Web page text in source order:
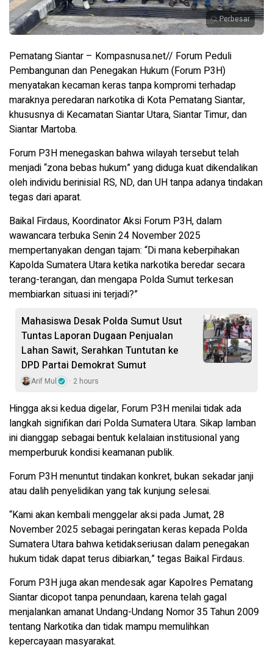
Perbesar
Pematang Siantar – Kompasnusa.net// Forum Peduli
Pembangunan dan Penegakan Hukum (Forum P3H)
menyatakan kecaman keras tanpa kompromi terhadap
maraknya peredaran narkotika di Kota Pematang Siantar,
khususnya di Kecamatan Siantar Utara, Siantar Timur, dan
Siantar Martoba.
Forum P3H menegaskan bahwa wilayah tersebut telah
menjadi “zona bebas hukum” yang diduga kuat dikendalikan
oleh individu berinisial RS, ND, dan UH tanpa adanya tindakan
tegas dari aparat.
Baikal Firdaus, Koordinator Aksi Forum P3H, dalam
wawancara terbuka Senin 24 November 2025
mempertanyakan dengan tajam: “Di mana keberpihakan
Kapolda Sumatera Utara ketika narkotika beredar secara
terang-terangan, dan mengapa Polda Sumut terkesan
membiarkan situasi ini terjadi?”
Mahasiswa Desak Polda Sumut Usut
Tuntas Laporan Dugaan Penjualan
Lahan Sawit, Serahkan Tuntutan ke
DPD Partai Demokrat Sumut
Arif Mul 2 hours
Hingga aksi kedua digelar, Forum P3H menilai tidak ada
langkah signifikan dari Polda Sumatera Utara. Sikap lamban
ini dianggap sebagai bentuk kelalaian institusional yang
memperburuk kondisi keamanan publik.
Forum P3H menuntut tindakan konkret, bukan sekadar janji
atau dalih penyelidikan yang tak kunjung selesai.
“Kami akan kembali menggelar aksi pada Jumat, 28
November 2025 sebagai peringatan keras kepada Polda
Sumatera Utara bahwa ketidakseriusan dalam penegakan
hukum tidak dapat terus dibiarkan,” tegas Baikal Firdaus.
Forum P3H juga akan mendesak agar Kapolres Pematang
Siantar dicopot tanpa penundaan, karena telah gagal
menjalankan amanat Undang-Undang Nomor 35 Tahun 2009
tentang Narkotika dan tidak mampu memulihkan
kepercayaan masyarakat.